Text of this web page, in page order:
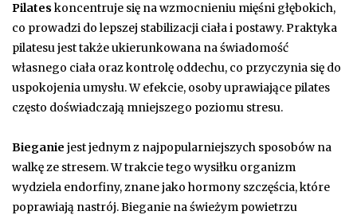
Pilates koncentruje się na wzmocnieniu mięśni głębokich,
co prowadzi do lepszej stabilizacji ciała i postawy. Praktyka
pilatesu jest także ukierunkowana na świadomość
własnego ciała oraz kontrolę oddechu, co przyczynia się do
uspokojenia umysłu. W efekcie, osoby uprawiające pilates
często doświadczają mniejszego poziomu stresu.
Bieganie jest jednym z najpopularniejszych sposobów na
walkę ze stresem. W trakcie tego wysiłku organizm
wydziela endorfiny, znane jako hormony szczęścia, które
poprawiają nastrój. Bieganie na świeżym powietrzu